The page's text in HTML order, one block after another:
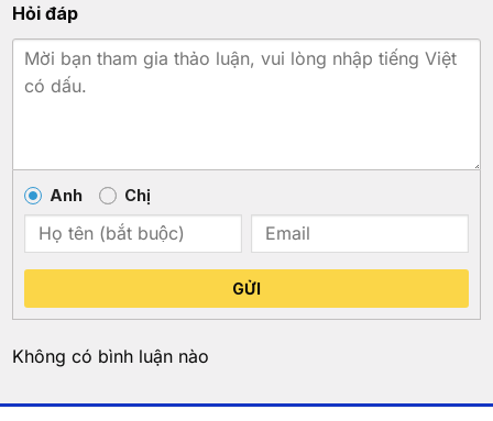
Hỏi đáp
Anh Chị
GỬI
Không có bình luận nào